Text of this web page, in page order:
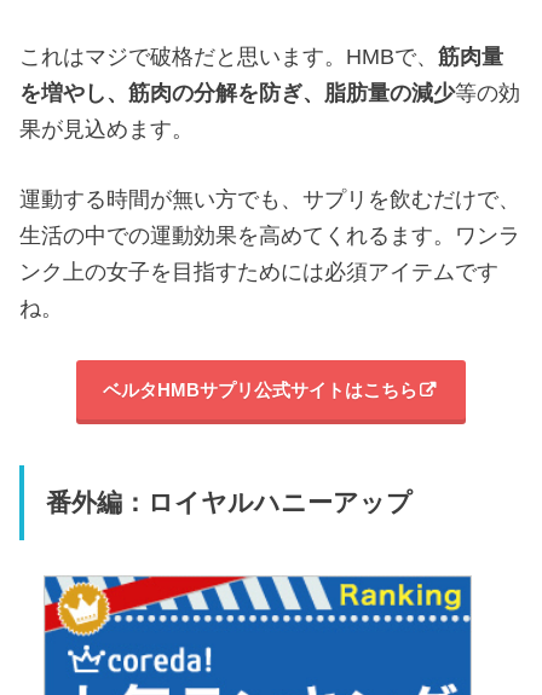
これはマジで破格だと思います。HMBで、筋肉量
を増やし、筋肉の分解を防ぎ、 脂肪量の減少等の効
果が見込めます。
運動する時間が無い方でも、サプリを飲むだけで、
生活の中での運動効果を高めてくれるます。ワンラ
ンク上の女子を目指すためには必須アイテムです
ね。
ベルタHMBサプリ公式サイトはこちら
番外編：ロイヤルハニーアップ